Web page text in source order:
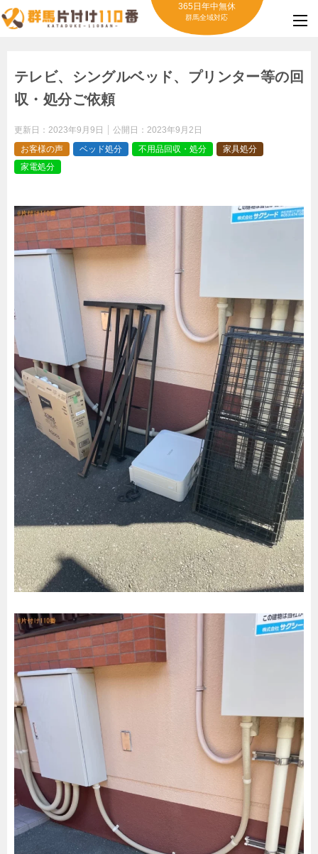
365日年中無休
群馬全域対応
テレビ、シングルベッド、プリンター等の回
収・処分ご依頼
更新日： 2023年9月9日 公開日： 2023年9月2日
お客様の声
ベッド処分 不用品回収・処分
家具処分
家電処分